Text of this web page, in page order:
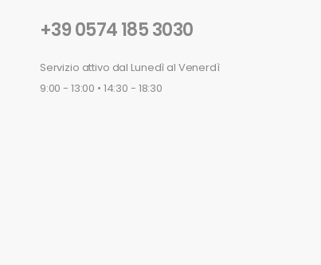
+39 0574 185 3030
Servizio attivo dal Lunedì al Venerdì
9:00 - 13:00 • 14:30 - 18:30